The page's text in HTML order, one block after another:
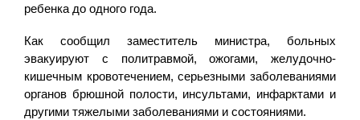
ребенка до одного года.
Как сообщил заместитель министра, больных
эвакуируют с политравмой, ожогами, желудочно-
кишечным кровотечением, серьезными заболеваниями
органов брюшной полости, инсультами, инфарктами и
другими тяжелыми заболеваниями и состояниями.